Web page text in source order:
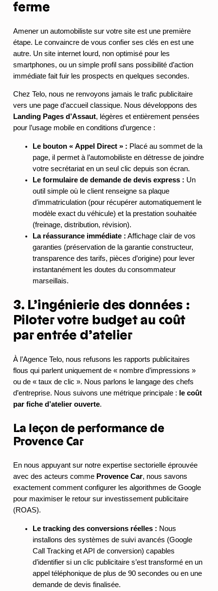
ferme
Amener un automobiliste sur votre site est une première
étape. Le convaincre de vous confier ses clés en est une
autre. Un site internet lourd, non optimisé pour les
smartphones, ou un simple profil sans possibilité d’action
immédiate fait fuir les prospects en quelques secondes.
Chez Telo, nous ne renvoyons jamais le trafic publicitaire
vers une page d’accueil classique. Nous développons des
Landing Pages d’Assaut, légères et entièrement pensées
pour l’usage mobile en conditions d’urgence :
Le bouton « Appel Direct » : Placé au sommet de la
page, il permet à l’automobiliste en détresse de joindre
votre secrétariat en un seul clic depuis son écran.
Le formulaire de demande de devis express : Un
outil simple où le client renseigne sa plaque
d’immatriculation (pour récupérer automatiquement le
modèle exact du véhicule) et la prestation souhaitée
(freinage, distribution, révision).
La réassurance immédiate : Affichage clair de vos
garanties (préservation de la garantie constructeur,
transparence des tarifs, pièces d’origine) pour lever
instantanément les doutes du consommateur
marseillais.
3. L’ingénierie des données :
Piloter votre budget au coût
par entrée d’atelier
À l’Agence Telo, nous refusons les rapports publicitaires
flous qui parlent uniquement de « nombre d’impressions »
ou de « taux de clic ». Nous parlons le langage des chefs
d’entreprise. Nous suivons une métrique principale : le coût
par fiche d’atelier ouverte.
La leçon de performance de
Provence Car
En nous appuyant sur notre expertise sectorielle éprouvée
avec des acteurs comme Provence Car, nous savons
exactement comment configurer les algorithmes de Google
pour maximiser le retour sur investissement publicitaire
(ROAS).
Le tracking des conversions réelles : Nous
installons des systèmes de suivi avancés (Google
Call Tracking et API de conversion) capables
d’identifier si un clic publicitaire s’est transformé en un
appel téléphonique de plus de 90 secondes ou en une
demande de devis finalisée.